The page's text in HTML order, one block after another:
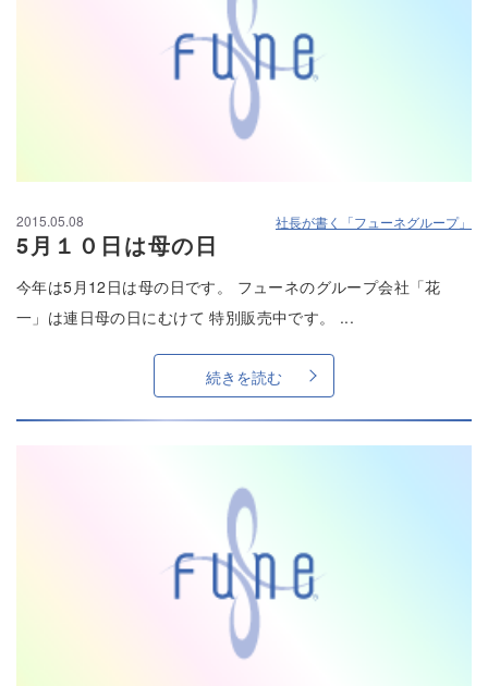
2015.05.08 社長が書く「フューネグループ」
5月１０日は母の日
今年は5月12日は母の日です。 フューネのグループ会社「花
一」は連日母の日にむけて 特別販売中です。 ...
続きを読む